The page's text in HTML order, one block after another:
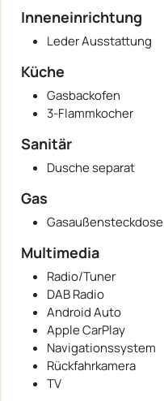
Inneneinrichtung
Leder Ausstattung
Küche
Gasbackofen
3-Flammkocher
Sanitär
Dusche separat
Gas
Gasaußensteckdose
Multimedia
Radio/Tuner
DAB Radio
Android Auto
Apple CarPlay
Navigationssystem
Rückfahrkamera
TV